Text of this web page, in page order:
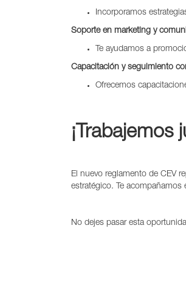
Incorporamos
Soporte en marketing y
Te ayudamos a
Capacitación y seguimiento
Ofrecemos
¡Trabajemos
El nuevo reglamento de CEV
estratégico. Te
No dejes pasar esta